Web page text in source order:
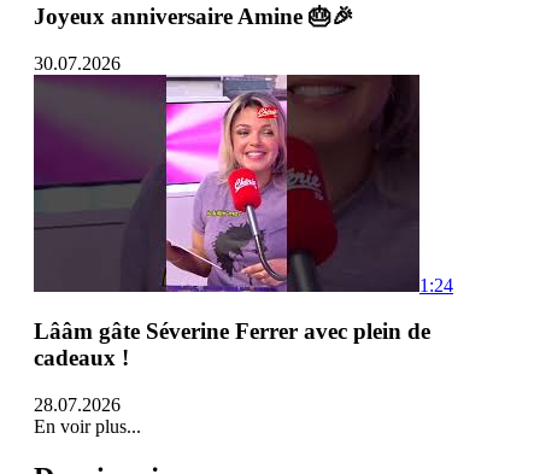
Joyeux anniversaire Amine 🎂🎉
30.07.2026
1:24
Lââm gâte Séverine Ferrer avec plein de
cadeaux !
28.07.2026
En voir plus...